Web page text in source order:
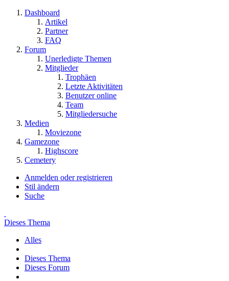
Dashboard
Artikel
Partner
FAQ
Forum
Unerledigte Themen
Mitglieder
Trophäen
Letzte Aktivitäten
Benutzer online
Team
Mitgliedersuche
Medien
Moviezone
Gamezone
Highscore
Cemetery
Anmelden oder registrieren
Stil ändern
Suche
Dieses Thema
Alles
Dieses Thema
Dieses Forum